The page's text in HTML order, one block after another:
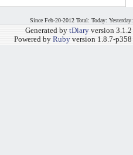
Since Feb-20-2012 Total: Today: Yesterday:
Generated by tDiary version 3.1.2
Powered by Ruby version 1.8.7-p358